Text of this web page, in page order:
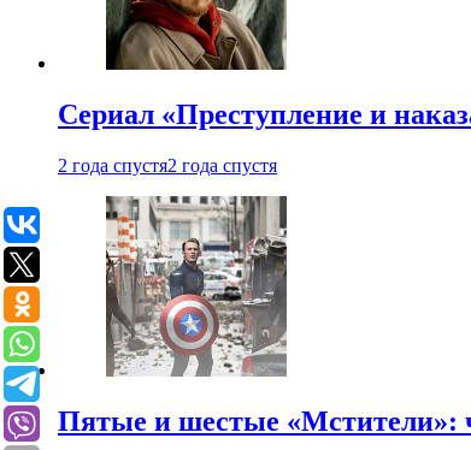
Сериал «Преступление и
2 года спустя2 года спустя
Пятые и шестые «Мстители»: